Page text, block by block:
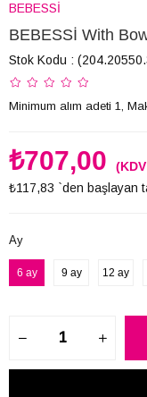
BEBESSİ
BEBESSİ With
Stok Kodu
Minimum alım adeti 1,
₺707,00
₺117,83 `den başlayan
Ay
6 ay 9 ay 12 ay